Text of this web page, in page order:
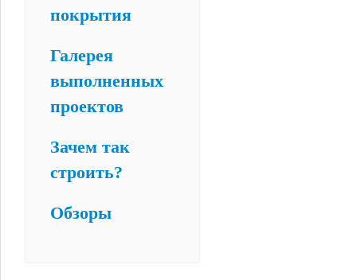
покрытия
Галерея
выполненных
проектов
Зачем так
строить?
Обзоры